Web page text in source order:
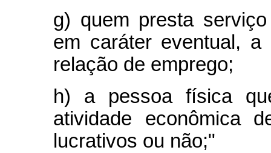
g) quem presta
em caráter eventual,
relação de emprego;
h) a pessoa física
atividade econômica
lucrativos ou não;"